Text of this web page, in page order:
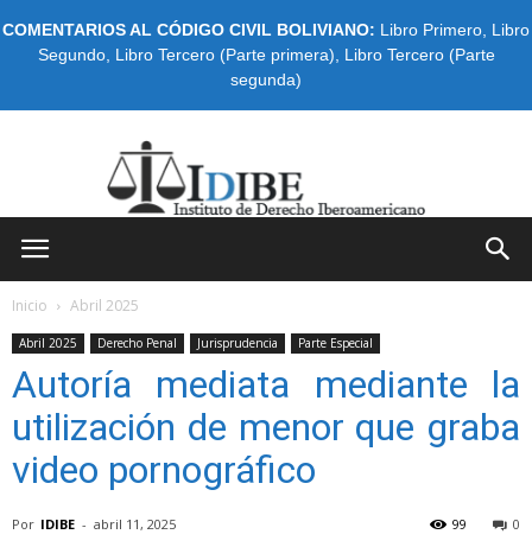
COMENTARIOS AL CÓDIGO CIVIL BOLIVIANO: Libro Primero Libro
Segundo, Libro Tercero (Parte primera)
Libro Tercero (Parte
segunda)
Inicio Abril 2025
Abril 2025 Derecho Penal Jurisprudencia Parte Especial
Autoría mediata mediante la
utilización de menor que graba
video pornográfico
Por IDIBE - abril 11, 2025 0
99